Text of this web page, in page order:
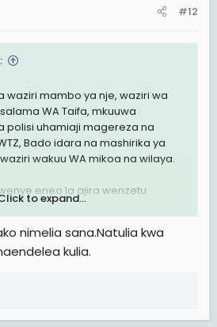
#12
waziri mambo ya nje, waziri wa
WA Taifa, mkuuwa
polisi uhamiaji magereza na
Bado idara na mashirika ya
wakuu WA mikoa na wilaya.
eneo la ajira wenzetu
wa Zanzibar hakuna waziri
hata shirika zaidi ya kuajiliwa
WA Tanganyika hawezi kutibiwa
kwao
to expand...
nimelia sana.Natulia kwa
kulia.